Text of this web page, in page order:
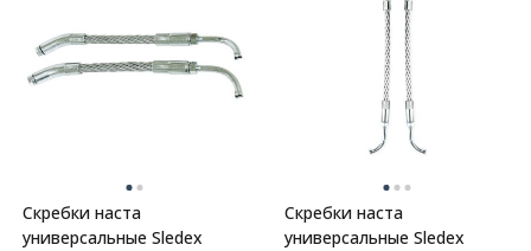
Скребки наста
универсальные Sledex
Скребки наста
универсальные Sledex